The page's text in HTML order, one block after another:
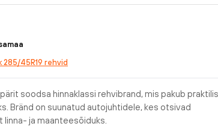
285/45R19 rehvid
soodsa hinnaklassi rehvibrand, mis pakub
Bränd on suunatud autojuhtidele, kes otsivad
ja maanteesõiduks.